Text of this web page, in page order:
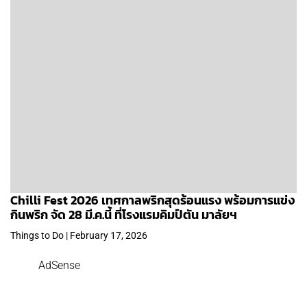
Chilli Fest 2026 เทศกาลพริกสุดร้อนแรง พร้อมการแข่ง
กินพริก จัด 28 มี.ค.นี้ ที่โรงแรมคิมป์ตัน มาลัยฯ
Things to Do | February 17, 2026
AdSense